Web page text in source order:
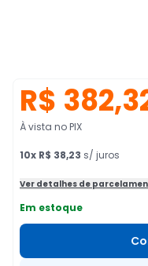
R$
À vista no PIX
10x R$ 38,23 s/ juros
Ver detalhes de
Em estoque